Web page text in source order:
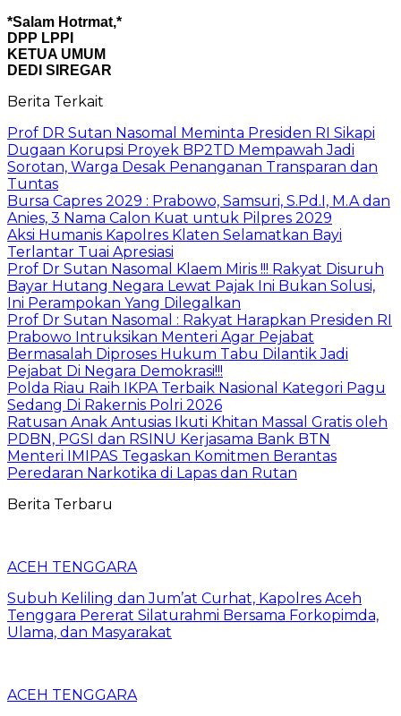
*Salam Hotrmat,*
DPP LPPI
KETUA UMUM
DEDI SIREGAR
Berita Terkait
Prof DR Sutan Nasomal Meminta Presiden RI Sikapi
Dugaan Korupsi Proyek BP2TD Mempawah Jadi
Sorotan, Warga Desak Penanganan Transparan dan
Tuntas
Bursa Capres 2029 : Prabowo, Samsuri, S.Pd.I, M.A dan
Anies, 3 Nama Calon Kuat untuk Pilpres 2029
Aksi Humanis Kapolres Klaten Selamatkan Bayi
Terlantar Tuai Apresiasi
Prof Dr Sutan Nasomal Klaem Miris !!! Rakyat Disuruh
Bayar Hutang Negara Lewat Pajak Ini Bukan Solusi,
Ini Perampokan Yang Dilegalkan
Prof Dr Sutan Nasomal : Rakyat Harapkan Presiden RI
Prabowo Intruksikan Menteri Agar Pejabat
Bermasalah Diproses Hukum Tabu Dilantik Jadi
Pejabat Di Negara Demokrasi!!!
Polda Riau Raih IKPA Terbaik Nasional Kategori Pagu
Sedang Di Rakernis Polri 2026
Ratusan Anak Antusias Ikuti Khitan Massal Gratis oleh
PDBN, PGSI dan RSINU Kerjasama Bank BTN
Menteri IMIPAS Tegaskan Komitmen Berantas
Peredaran Narkotika di Lapas dan Rutan
Berita Terbaru
ACEH TENGGARA
Subuh Keliling dan Jum’at Curhat, Kapolres Aceh
Tenggara Pererat Silaturahmi Bersama Forkopimda,
Ulama, dan Masyarakat
ACEH TENGGARA